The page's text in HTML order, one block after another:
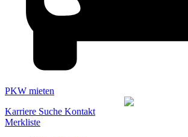
PKW mieten
Karriere Suche Kontakt
Merkliste